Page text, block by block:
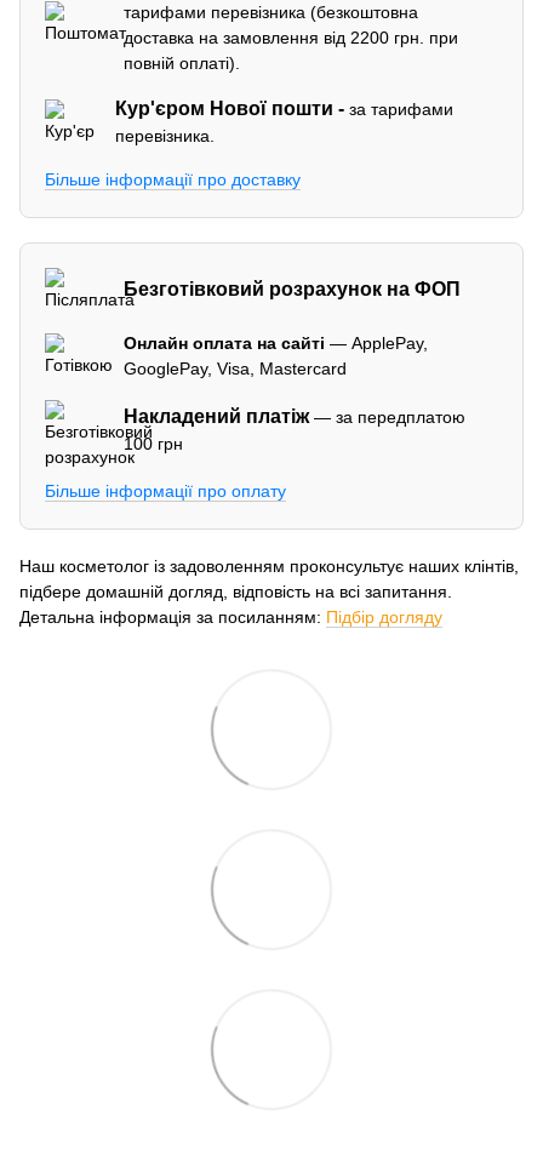
тарифами перевізника (безкоштовна
доставка на замовлення від 2200 грн. при
повній оплаті).
Кур'єром Нової пошти -за тарифами
перевізника.
Більше інформації про доставку
Безготівковий розрахунок на ФОП
Онлайн оплата на сайті — ApplePay,
GooglePay, Visa, Mastercard
Накладений платіж— за передплатою
100 грн
Більше інформації про оплату
Наш косметолог із задоволенням проконсультує наших клінтів,
підбере домашній догляд, відповість на всі запитання.
Детальна інформація за посиланням: Підбір догляду